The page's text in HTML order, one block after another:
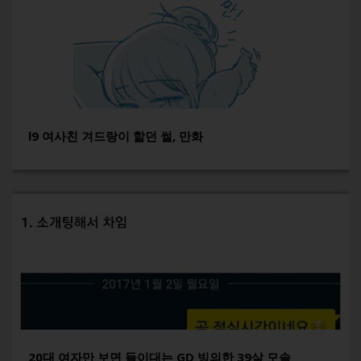
l9 여사친 겨드랑이 핥던 썰, 만화
20대 여자만 보면 들이대는 GD 빙의한 39살 모솔